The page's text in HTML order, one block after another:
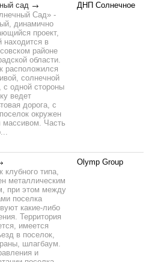
сад
Сад» -
динамично
проект,
находится в
районе
области.
расположился
солнечной
с одной стороны
ведет
дорога, с
окружен
Часть
ДНП Солнечное
клубного типа,
металлическим
при этом между
поселка
какие-либо
Территория
имеется
в поселок,
шлагбаум.
и
Olymp Group